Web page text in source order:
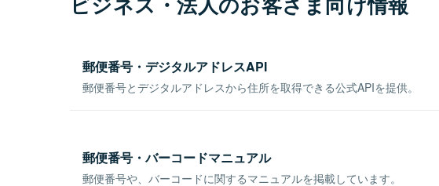
郵便番号・デジタルアドレスAPI
郵便番号とデジタルアドレスから住所を取得できる公式APIを提供。
郵便番号・バーコードマニュアル
郵便番号や、バーコードに関するマニュアルを掲載しています。